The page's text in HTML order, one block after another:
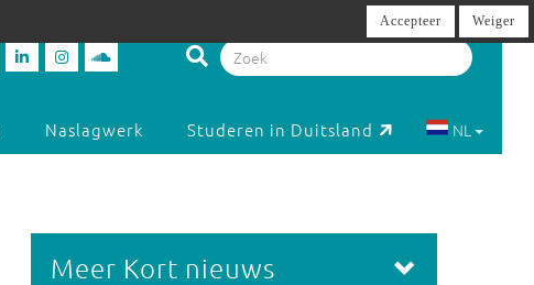
Naslagwerk Studeren in Duitsland NL
Meer Kort nieuws
Accepteer Weiger